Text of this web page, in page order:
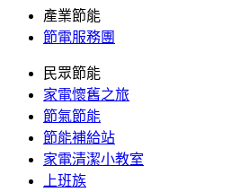
產業節能
節電服務團
民眾節能
家電懷舊之旅
節氣節能
節能補給站
家電清潔小教室
上班族